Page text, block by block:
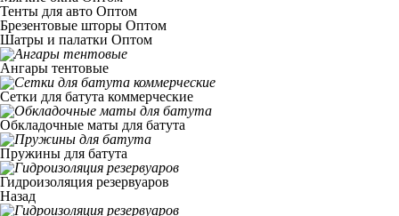
Тенты для авто Оптом
Брезентовые шторы Оптом
Шатры и палатки Оптом
Ангары тентовые
Сетки для батута коммерческие
Обкладочные маты для батута
Пружины для батута
Гидроизоляция резервуаров
Назад